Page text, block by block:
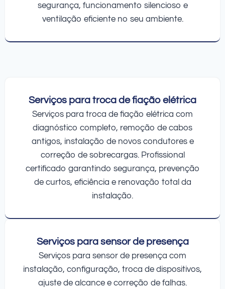
segurança, funcionamento silencioso e
ventilação eficiente no seu ambiente.
Serviços para troca de fiação elétrica
Serviços para troca de fiação elétrica com
diagnóstico completo, remoção de cabos
antigos, instalação de novos condutores e
correção de sobrecargas. Profissional
certificado garantindo segurança, prevenção
de curtos, eficiência e renovação total da
instalação.
Serviços para sensor de presença
Serviços para sensor de presença com
instalação, configuração, troca de dispositivos,
ajuste de alcance e correção de falhas.